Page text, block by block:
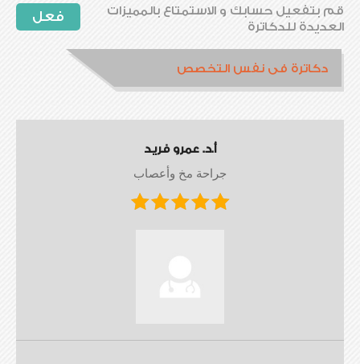
فعل
قم بتفعيل حسابك و الاستمتاع بالمميزات
العديدة للدكاترة
دكاترة فى نفس التخصص
أ.د. عمرو فريد
جراحة مخ وأعصاب